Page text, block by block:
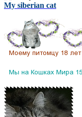
My siberian cat